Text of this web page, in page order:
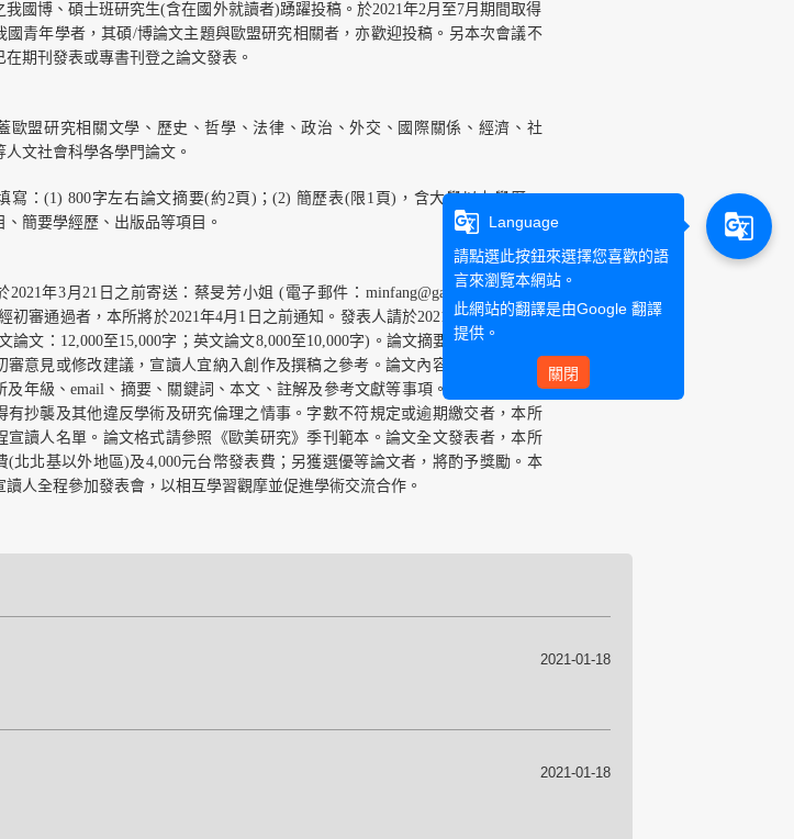
我國博、碩士班研究生(含在國外就讀者)踴躍投稿。於2021年2月至7月期間取得
國青年學者，其碩/博論文主題與歐盟研究相關者，亦歡迎投稿。另本次會議不
期刊發表或專書刊登之論文發表。
歐盟研究相關文學、歷史、哲學、法律、政治、外交、國際關係、經濟、社
文社會科學各學門論文。
寫：(1) 800字左右論文摘要(約2頁)；(2) 簡歷表(限1頁)，含大學以上學歷、
簡要學經歷、出版品等項目。
2021年3月21日之前寄送：蔡旻芳小姐 (電子郵件：minfang@gate.sinica.edu.tw
初審通過者，本所將於2021年4月1日之前通知。發表人請於2021年9月8日之前
論文：12,000至15,000字；英文論文8,000至10,000字)。論文摘要及論文全文稿
審意見或修改建議，宣讀人宜納入創作及撰稿之參考。論文內容包括：論文題
及年級、email、摘要、關鍵詞、本文、註解及參考文獻等事項。論文需註解參
有抄襲及其他違反學術及研究倫理之情事。字數不符規定或逾期繳交者，本所
宣讀人名單。論文格式請參照《歐美研究》季刊範本。論文全文發表者，本所
(北北基以外地區)及4,000元台幣發表費；另獲選優等論文者，將酌予獎勵。本
讀人全程參加發表會，以相互學習觀摩並促進學術交流合作。
2021-01-18
2021-01-18
g_translate
Language
請點選此按鈕來選擇您喜歡的語
言來瀏覽本網站。
此網站的翻譯是由Google 翻譯
提供。
關閉
g_translate